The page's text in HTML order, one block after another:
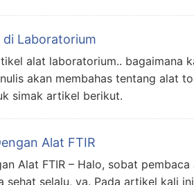
di Laboratorium
alat laboratorium.. bagaimana
akan membahas tentang alat
simak artikel berikut.
Alat FTIR
Alat FTIR – Halo, sobat
sehat selalu, ya. Pada artikel kali